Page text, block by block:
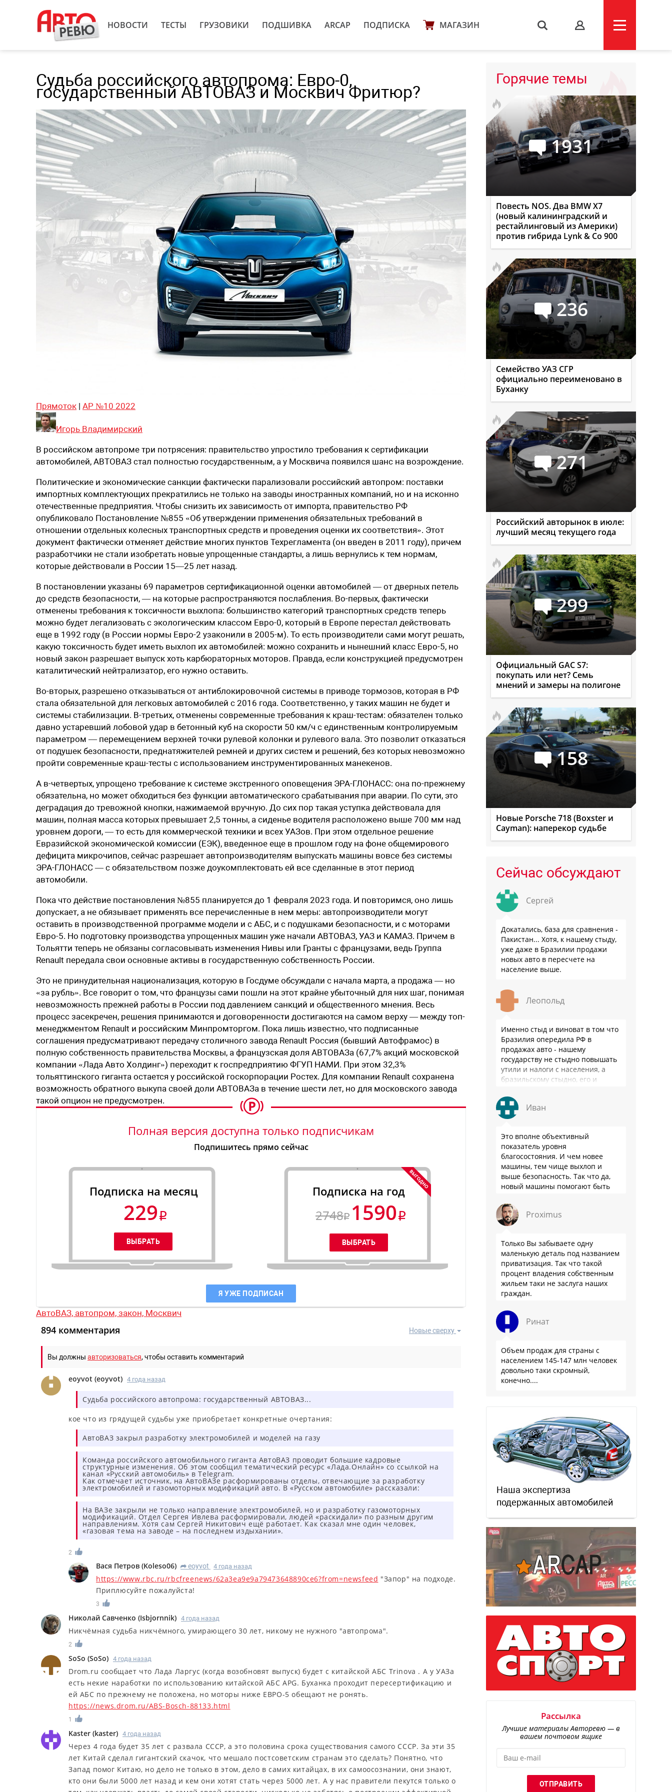
НОВОСТИ ТЕСТЫ ГРУЗОВИКИ ПОДШИВКА ARCAP ПОДПИСКА МАГАЗИН s
Судьба российского автопрома: Евро-0,
государственный АВТОВАЗ и Москвич Фритюр?
Прямоток | АР №10 2022
Игорь Владимирский
В российском автопроме три потрясения: правительство упростило требования к сертификации
автомобилей, АВТОВАЗ стал полностью государственным, а у Москвича появился шанс на возрождение.
Политические и экономические санкции фактически парализовали российский автопром: поставки
импортных комплектующих прекратились не только на заводы иностранных компаний, но и на исконно
отечественные предприятия. Чтобы снизить их зависимость от импорта, правительство РФ
опубликовало Постановление №855 «Об ­утверждении применения обязательных требований в
отношении отдельных колесных транспортных средств и проведения оценки их соответствия». Этот
документ фактически отменяет действие многих пунктов Техрегламента (он введен в 2011 году), причем
разработчики не стали изобретать новые упрощенные стандарты, а лишь вернулись к тем нормам,
которые действовали в России ­15—25 лет назад.
В постановлении указаны 69 параметров сертификационной оценки автомобилей — от дверных петель
до средств безопасности, — на которые распространяются послабления. Во-первых, фактически
отменены требования к токсичности выхлопа: большинство категорий транспортных средств теперь
можно будет легализовать с экологическим классом Евро-0, который в Европе перестал действовать
еще в 1992 году (в России нормы Евро-2 узаконили в 2005-м). То есть производители сами могут решать,
какую токсичность будет иметь выхлоп их автомобилей: можно сохранить и нынешний класс Евро-5, но
новый закон разрешает выпуск хоть карбюраторных моторов. Правда, если конструкцией предусмотрен
каталитический нейтрализатор, его нужно оставить.
Во-вторых, разрешено отказываться от антиблокировочной системы в приводе тормозов, которая в РФ
стала обязательной для легковых автомобилей с 2016 года. Соответственно, у таких машин не будет и
системы стабилизации. В-третьих, отменены современные требования к краш-тестам: обязателен только
давно устаревший лобовой удар в бетонный куб на скорости 50 км/ч с единственным контролируемым
параметром — перемещением верхней точки рулевой колонки и рулевого вала. Это позволит отказаться
от подушек безопасности, преднатяжителей ремней и других систем и решений, без которых невозможно
пройти современные краш-тесты с использованием инструментированных манекенов.
А в-четвертых, упрощено требование к системе экстренного оповещения ­ЭРА-ГЛОНАСС: она по-прежнему
обязательна, но может обходиться без функции автоматического срабатывания при аварии. По сути, это
деградация до тревожной кнопки, нажимаемой вручную. До сих пор такая уступка действовала для
машин, полная масса которых превышает 2,5 тонны, а сиденье водителя расположено выше 700 мм над
уровнем дороги, — то есть для коммерческой техники и всех УАЗов. При этом отдельное решение
Евразийской экономической комиссии (ЕЭК), введенное еще в прошлом году на фоне общемирового
дефицита микрочипов, сейчас разрешает автопроизводителям выпускать машины вовсе без системы
ЭРА-ГЛОНАСС — с обязательством позже доукомплектовать ей все сделанные в этот период
автомобили.
Пока что действие постановления №855 планируется до 1 февраля 2023 года. И повторимся, оно лишь
допускает, а не обязывает применять все перечисленные в нем меры: автопроизводители могут
оставить в производственной программе модели и с АБС, и с подушками безопасности, и с моторами
Евро-5. Но подготовку производства упрощенных машин уже начали АВТОВАЗ, УАЗ и КАМАЗ. Причем в
Тольятти теперь не обязаны согласовывать изменения Нивы или Гранты с французами, ведь Группа
Renault передала свои основные активы в государственную собственность России.
Это не принудительная национализация, которую в Госдуме обсуждали с начала марта, а продажа — но
«за рубль». Все говорит о том, что французы сами пошли на этот крайне убыточный для них шаг, понимая
невозможность прежней работы в России под давлением санкций и общественного мнения. Весь
процесс засекречен, решения принимаются и договоренности достигаются на самом верху — между топ-
менеджментом Renault и российским Минпромторгом. Пока лишь известно, что подписанные
соглашения предусматривают передачу столичного завода Renault Россия (бывший ­Автофрамос) в
полную собственность правительства Москвы, а французская доля АВТОВАЗа (67,7% акций московской
компании «Лада Авто Холдинг») переходит к госпредприятию ФГУП НАМИ. При этом 32,3%
тольяттинского гиганта остается у российской госкорпорации Ростех. Для компании Renault сохранена
возможность обратного выкупа своей доли АВТОВАЗа в течение шести лет, но для московского завода
такой опцион не предусмотрен.
Полная версия доступна только подписчикам
Подпишитесь прямо сейчас
Подписка на месяц
229
Подписка на год
2748 1590
Я УЖЕ ПОДПИСАН
АвтоВАЗ, автопром, закон, Москвич
Новые сверху
894 комментария
Вы должны авторизоваться, чтобы оставить комментарий
eoyvot (eoyvot) 4 года назад
Судьба российского автопрома: государственный АВТОВАЗ...
кое что из грядущей судьбы уже приобретает конкретные очертания:
АвтоВАЗ закрыл разработку электромобилей и моделей на газу
Команда российского автомобильного гиганта АвтоВАЗ проводит большие кадровые
структурные изменения. Об этом сообщил тематический ресурс «Лада.Онлайн» со ссылкой на
канал «Русский автомобиль» в Telegram.
Как отмечает источник, на АвтоВАЗе расформированы отделы, отвечающие за разработку
электромобилей и газомоторных модификаций авто. В «Русском автомобиле» рассказали:
На ВАЗе закрыли не только направление электромобилей, но и разработку газомоторных
модификаций. Отдел Сергея Ивлева расформировали, людей «раскидали» по разным другим
направлениям. Хотя сам Сергей Никитович ещё работает. Как сказал мне один человек,
«газовая тема на заводе – на последнем издыхании».
2
Вася Петров (Koleso06) R eoyvot 4 года назад
https://www.rbc.ru/rbcfreenews/62a3ea9e9a79473648890ce6?from=newsfeed "Запор" на подходе.
Приплюсуйте пожалуйста!
3
Николай Савченко (Isbjornnik) 4 года назад
Никчёмная судьба никчёмного, умирающего 30 лет, никому не нужного "автопрома".
2
SoSo (SoSo) 4 года назад
Drom.ru сообщает что Лада Ларгус (когда возобновят выпуск) будет с китайской АБС Trinova . А у УАЗа
есть некие наработки по использованию китайской АБС APG. Буханка проходит пересертификацию и
ей АБС по прежнему не положена, но моторы ниже ЕВРО-5 обещают не ронять.
https://news.drom.ru/ABS-Bosch-88133.html
1
Kaster (kaster) 4 года назад
Через 4 года будет 35 лет с развала СССР, а это половина срока существования самого СССР. За эти 35
лет Китай сделал гигантский скачок, что мешало постсоветским странам это сделать? Понятно, что
Запад помог Китаю, но дело не только в этом, дело в самих китайцах, в их самоосознании, они знают,
кто они были 5000 лет назад и кем они хотят стать через 5000 лет. А у нас правители пекутся только о
Горячие темы
1931
Повесть NOS. Два BMW X7
(новый калининградский и
рестайлинговый из Америки)
против гибрида Lynk & Co 900
236
Семейство УАЗ СГР
официально переименовано в
Буханку
271
Российский авторынок в июле:
лучший месяц текущего года
299
Официальный GAC S7:
покупать или нет? Семь
мнений и замеры на полигоне
158
Новые Porsche 718 (Boxster и
Cayman): наперекор судьбе
Сейчас обсуждают
Сергей
Докатались, база для сравнения -
Пакистан... Хотя, к нашему стыду,
уже даже в Бразилии продажи
новых авто в пересчете на
население выше.
Леопольд
Именно стыд и виноват в том что
Бразилия опередила РФ в
продажах авто - нашему
государству не стыдно повышать
утили и налоги с населения, а
бразильскому стыдно, его и
Иван
Это вполне объективный
показатель уровня
благосостояния. И чем новее
машины, тем чище выхлоп и
выше безопасность. Так что да,
новый машины помогают быть
Proximus
Только Вы забываете одну
маленькую деталь под названием
приватизация. Так что такой
процент владения собственным
жильем таки не заслуга наших
граждан.
Ринат
Объем продаж для страны с
населением 145-147 млн человек
довольно таки скромный,
конечно....
Наша экспертиза
подержанных автомобилей
Рассылка
Лучшие материалы Авторевю — в
вашем почтовом ящике